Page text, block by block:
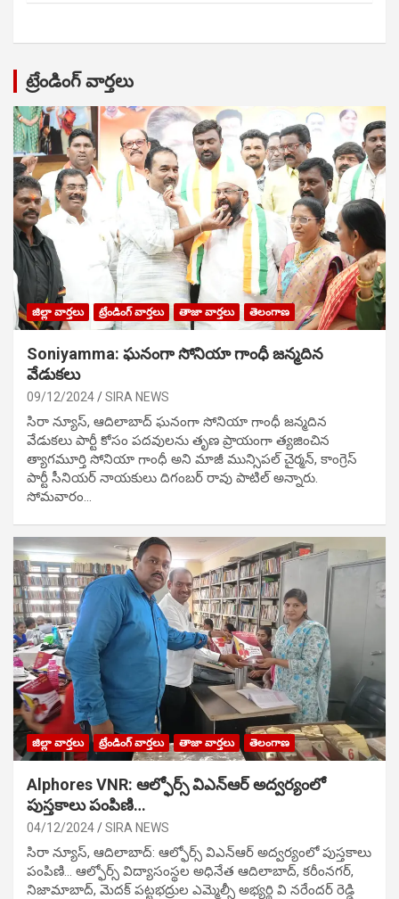
ట్రేండింగ్ వార్తలు
జిల్లా వార్తలు ట్రేండింగ్ వార్తలు తాజా వార్తలు తెలంగాణ
Soniyamma: ఘ‌నంగా సోనియా గాంధీ జ‌న్మ‌దిన
వేడుక‌లు
09/12/2024 SIRA NEWS
సిరా న్యూస్, ఆదిలాబాద్ ఘ‌నంగా సోనియా గాంధీ జ‌న్మ‌దిన
వేడుక‌లు పార్టీ కోసం ప‌ద‌వుల‌ను తృణ ప్రాయంగా త్య‌జించిన
త్యాగమూర్తి సోనియా గాంధీ అని మాజీ మున్సిప‌ల్ చైర్మ‌న్, కాంగ్రెస్
పార్టీ సీనియ‌ర్ నాయ‌కులు దిగంబ‌ర్ రావు పాటిల్ అన్నారు.
సోమవారం…
జిల్లా వార్తలు ట్రేండింగ్ వార్తలు తాజా వార్తలు తెలంగాణ
Alphores VNR: ఆల్ఫోర్స్ విఎన్ఆర్ అద్వర్యంలో
పుస్తకాలు పంపిణి…
04/12/2024 SIRA NEWS
సిరా న్యూస్, ఆదిలాబాద్: ఆల్ఫోర్స్ విఎన్ఆర్ అద్వర్యంలో పుస్తకాలు
పంపిణి… ఆల్ఫోర్స్ విద్యాసంస్థల అధినేత ఆదిలాబాద్, కరీంనగర్,
నిజామాబాద్, మెదక్ పట్టభద్రుల ఎమ్మెల్సీ అభ్యర్థి వి నరేందర్ రెడ్డి